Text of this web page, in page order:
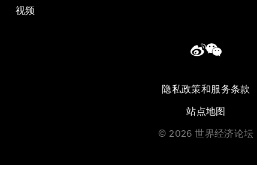
视频
隐私政策和服务条款
站点地图
© 2026 世界经济论坛